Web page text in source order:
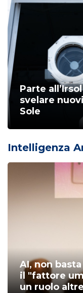
Parte
svelare
Sole
Intelligenza
AI, non
il "fattore
un ruolo